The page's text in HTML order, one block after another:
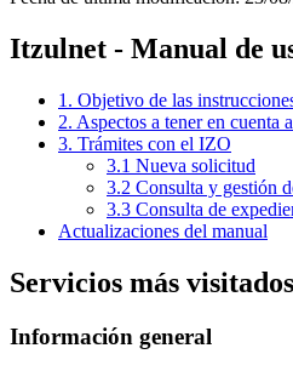
Itzulnet - Manual de
1. Objetivo de las
2. Aspectos a tener en cuenta
3. Trámites con el IZO
3.1 Nueva solicitud
3.2 Consulta y gestión
3.3 Consulta de
Actualizaciones del manual
Servicios más visitados
Información general